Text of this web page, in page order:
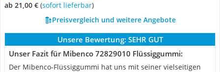
ab 21,00 € ( Sofort lieferbar)
Preisvergleich und weitere Angebote
Unsere Bewertung: SEHR GUT
Unser Fazit für Mibenco 72829010 Flüssiggummi:
Der Mibenco-Flüssiggummi hat uns mit seiner vielseitigen